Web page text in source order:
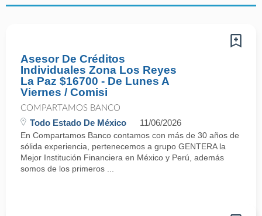
Asesor De Créditos
Individuales Zona Los Reyes
La Paz $16700 - De Lunes A
Viernes / Comisi
COMPARTAMOS BANCO
Todo Estado De México 11/06/2026
En Compartamos Banco contamos con más de 30 años de
sólida experiencia, pertenecemos a grupo GENTERA la
Mejor Institución Financiera en México y Perú, además
somos de los primeros ...